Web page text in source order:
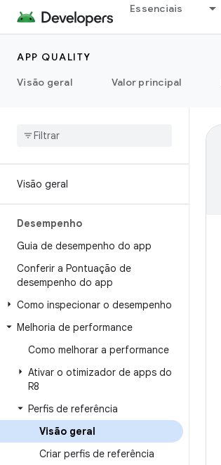
Essenciais
APP QUALITY
Visão geral
Valor principal
Visão geral
Desempenho
Guia de desempenho do app
Conferir a Pontuação de
desempenho do app
Como inspecionar o desempenho
Melhoria de performance
Como melhorar a performance
Ativar o otimizador de apps do
R8
Perfis de referência
Visão geral
Criar perfis de referência